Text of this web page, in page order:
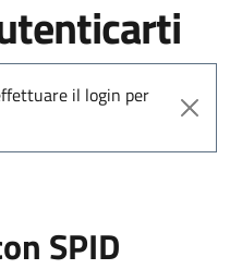
il login per
SPID